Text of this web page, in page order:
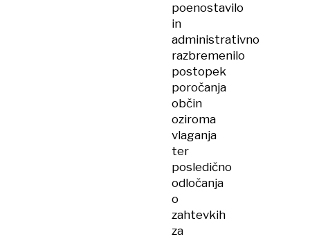
poenostavilo
in
administrativno
razbremenilo
postopek
poročanja
občin
oziroma
vlaganja
ter
posledično
odločanja
o
zahtevkih
za